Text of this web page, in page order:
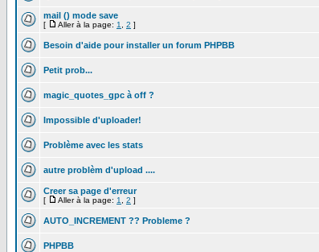
mail () mode save
[ Aller à la page: 1 2 ]
Besoin d'aide pour installer un forum PHPBB
Petit prob...
magic_quotes_gpc à off ?
Impossible d'uploader!
Problème avec les stats
autre problèm d'upload ....
Creer sa page d'erreur
[ Aller à la page: 1 2 ]
AUTO_INCREMENT ?? Probleme ?
PHPBB